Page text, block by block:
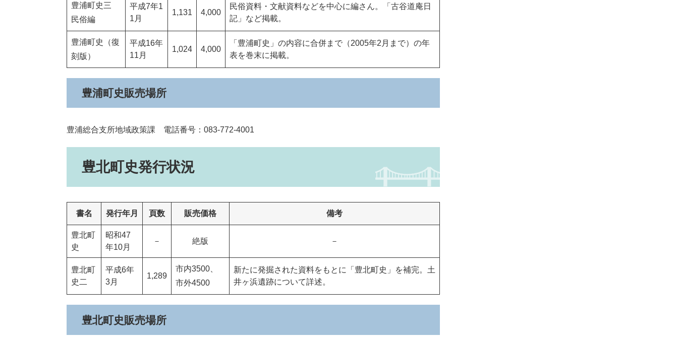
豊浦町史三
民俗編
平成7年1
1月
1,131 4,000
民俗資料・文献資料などを中心に編さん。「古谷道庵日
記」など掲載。
豊浦町史（復
刻版）
平成16年
11月
1,024 4,000
「豊浦町史」の内容に合併まで（2005年2月まで）の年
表を巻末に掲載。
豊浦町史販売場所
豊浦総合支所地域政策課 電話番号：083-772-4001
豊北町史発行状況
書名 発行年月 頁数 販売価格 備考
豊北町
史
昭和47
年10月
－ 絶版 －
豊北町
史二
平成6年
3月
1,289
市内3500、
市外4500
新たに発掘された資料をもとに「豊北町史」を補完。土
井ヶ浜遺跡について詳述。
豊北町史販売場所